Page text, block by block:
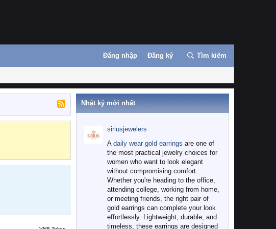
Đăng nhập Đăng ký Tìm kiếm
Nhật ký mới nhất
siriusjewelers
A daily wear gold earrings are one of
the most practical jewelry choices for
women who want to look elegant
without compromising comfort.
Whether you're heading to the office,
attending college, working from home,
or meeting friends, the right pair of
gold earrings can complete your look
effortlessly. Lightweight, durable, and
timeless, these earrings are designed